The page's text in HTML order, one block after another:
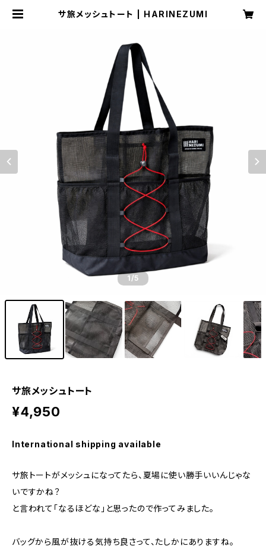
サ旅メッシュトート | HARINEZUMI
1/5
サ旅メッシュトート
¥4,950
International shipping available
サ旅トートがメッシュになってたら、夏場に使い勝手いいんじゃな
いですかね？
と言われて「なるほどな」と思ったので作ってみました。
バッグから風が抜ける気持ち良さって、たしかにありますね。